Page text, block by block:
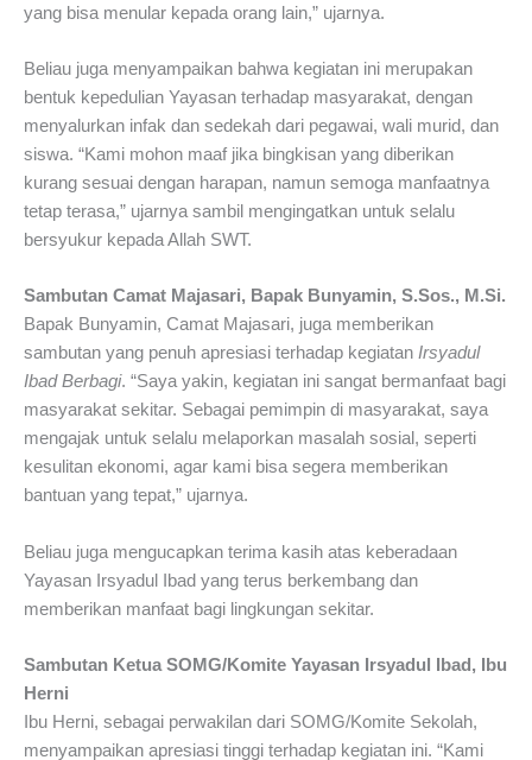
yang bisa menular kepada orang lain,” ujarnya.
Beliau juga menyampaikan bahwa kegiatan ini merupakan
bentuk kepedulian Yayasan terhadap masyarakat, dengan
menyalurkan infak dan sedekah dari pegawai, wali murid, dan
siswa. “Kami mohon maaf jika bingkisan yang diberikan
kurang sesuai dengan harapan, namun semoga manfaatnya
tetap terasa,” ujarnya sambil mengingatkan untuk selalu
bersyukur kepada Allah SWT.
Sambutan Camat Majasari, Bapak Bunyamin, S.Sos., M.Si.
Bapak Bunyamin, Camat Majasari, juga memberikan
sambutan yang penuh apresiasi terhadap kegiatan Irsyadul
Ibad Berbagi. “Saya yakin, kegiatan ini sangat bermanfaat bagi
masyarakat sekitar. Sebagai pemimpin di masyarakat, saya
mengajak untuk selalu melaporkan masalah sosial, seperti
kesulitan ekonomi, agar kami bisa segera memberikan
bantuan yang tepat,” ujarnya.
Beliau juga mengucapkan terima kasih atas keberadaan
Yayasan Irsyadul Ibad yang terus berkembang dan
memberikan manfaat bagi lingkungan sekitar.
Sambutan Ketua SOMG/Komite Yayasan Irsyadul Ibad, Ibu
Herni
Ibu Herni, sebagai perwakilan dari SOMG/Komite Sekolah,
menyampaikan apresiasi tinggi terhadap kegiatan ini. “Kami